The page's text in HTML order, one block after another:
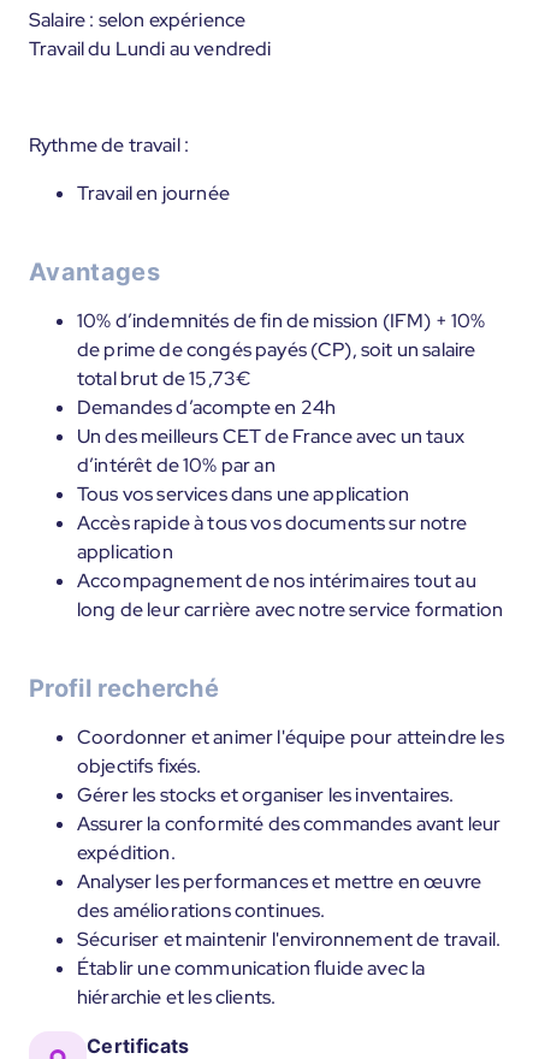
Salaire : selon expérience
Travail du Lundi au vendredi
Rythme de travail :
Travail en journée
Avantages
10% d’indemnités de fin de mission (IFM) + 10%
de prime de congés payés (CP), soit un salaire
total brut de 15,73€
Demandes d’acompte en 24h
Un des meilleurs CET de France avec un taux
d’intérêt de 10% par an
Tous vos services dans une application
Accès rapide à tous vos documents sur notre
application
Accompagnement de nos intérimaires tout au
long de leur carrière avec notre service formation
Profil recherché
Coordonner et animer l'équipe pour atteindre les
objectifs fixés.
Gérer les stocks et organiser les inventaires.
Assurer la conformité des commandes avant leur
expédition.
Analyser les performances et mettre en œuvre
des améliorations continues.
Sécuriser et maintenir l'environnement de travail.
Établir une communication fluide avec la
hiérarchie et les clients.
Certificats